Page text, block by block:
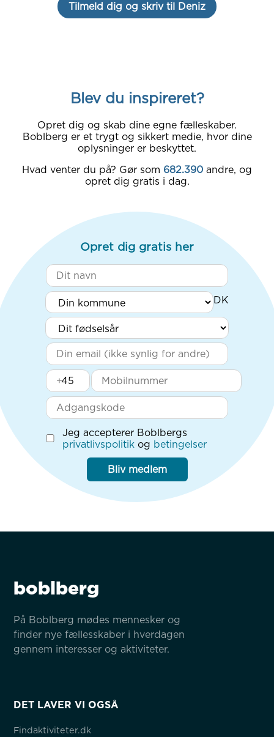
Tilmeld dig og skriv til Deniz
Blev du inspireret?
Opret dig og skab dine egne fælleskaber.
Boblberg er et trygt og sikkert medie, hvor dine
oplysninger er beskyttet.
Hvad venter du på? Gør som 682.390 andre, og
opret dig gratis i dag.
Opret dig gratis her
+
Jeg accepterer Boblbergs
privatlivspolitik og betingelser
Bliv medlem
boblberg
På Boblberg mødes mennesker og
finder nye fællesskaber i hverdagen
gennem interesser og aktiviteter.
DET LAVER VI OGSÅ
Findaktiviteter.dk